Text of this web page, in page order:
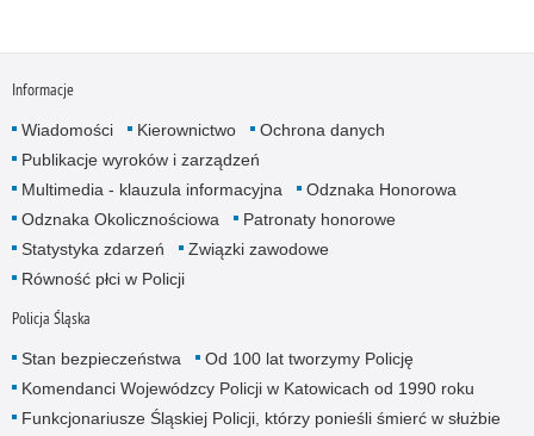
Informacje
Wiadomości Kierownictwo
Ochrona danych
Publikacje wyroków i zarządzeń
Multimedia - klauzula informacyjna
Odznaka Honorowa
Odznaka Okolicznościowa
Patronaty honorowe
Statystyka zdarzeń
Związki zawodowe
Równość płci w Policji
Policja Śląska
Stan bezpieczeństwa
Od 100 lat tworzymy Policję
Komendanci Wojewódzcy Policji w Katowicach od 1990 roku
Funkcjonariusze Śląskiej Policji, którzy ponieśli śmierć w służbie